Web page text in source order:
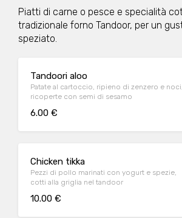
Piatti di carne o pesce e specialità
tradizionale forno Tandoor, per un
speziato.
Tandoori aloo
Patate al cartoccio, ripieno di zenzero e noci,
ricoperte con semi di sesamo
6.00 €
Chicken tikka
Pezzi di pollo marinati con yogurt e spezie,
cotti alla griglia nel tandoor
10.00 €